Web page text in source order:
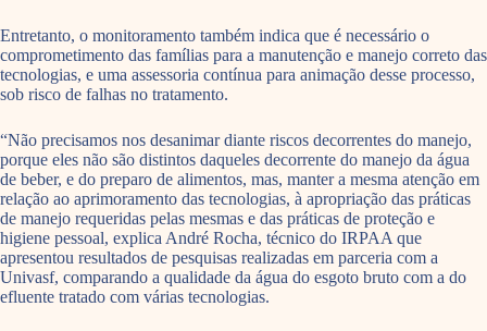
Entretanto, o monitoramento também indica que é necessário o
comprometimento das famílias para a manutenção e manejo correto das
tecnologias, e uma assessoria contínua para animação desse processo,
sob risco de falhas no tratamento.
“Não precisamos nos desanimar diante riscos decorrentes do manejo,
porque eles não são distintos daqueles decorrente do manejo da água
de beber, e do preparo de alimentos, mas, manter a mesma atenção em
relação ao aprimoramento das tecnologias, à apropriação das práticas
de manejo requeridas pelas mesmas e das práticas de proteção e
higiene pessoal, explica André Rocha, técnico do IRPAA que
apresentou resultados de pesquisas realizadas em parceria com a
Univasf, comparando a qualidade da água do esgoto bruto com a do
efluente tratado com várias tecnologias.